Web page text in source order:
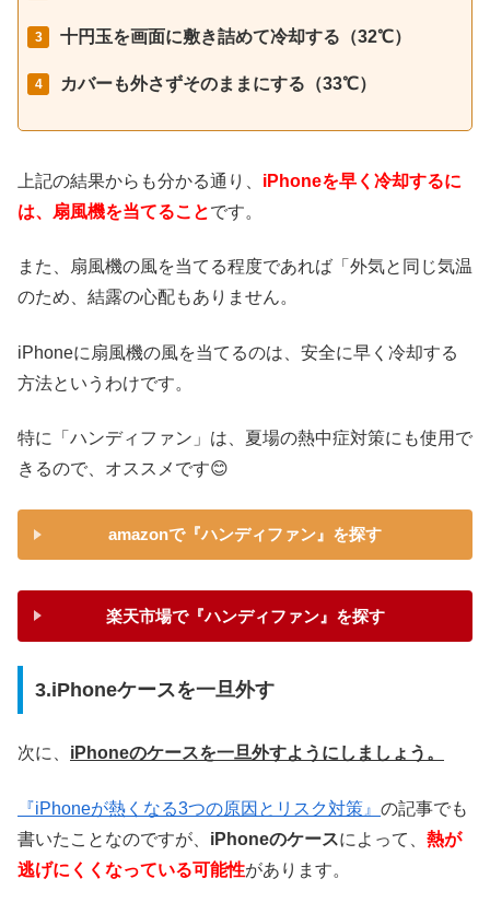
十円玉を画面に敷き詰めて冷却する（32℃）
カバーも外さずそのままにする（33℃）
上記の結果からも分かる通り、 iPhoneを早く冷却するに
は、扇風機を当てることです。
また、扇風機の風を当てる程度であれば「外気と同じ気温
のため、結露の心配もありません。
iPhoneに扇風機の風を当てるのは、安全に早く冷却する
方法というわけです。
特に「ハンディファン」は、夏場の熱中症対策にも使用で
きるので、オススメです😊
amazonで『ハンディファン』を探す
楽天市場で『ハンディファン』を探す
3.iPhoneケースを一旦外す
次に、 iPhoneのケースを一旦外すようにしましょう。
『iPhoneが熱くなる3つの原因とリスク対策』 の記事でも
書いたことなのですが、 iPhoneのケースによって、 熱が
逃げにくくなっている可能性があります。